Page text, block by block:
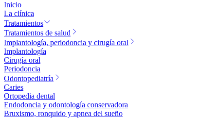
Inicio
La clínica
Tratamientos
Tratamientos de salud
Implantología, periodoncia y cirugía oral
Implantología
Cirugía oral
Periodoncia
Odontopediatría
Caries
Ortopedia dental
Endodoncia y odontología conservadora
Bruxismo, ronquido y apnea del sueño